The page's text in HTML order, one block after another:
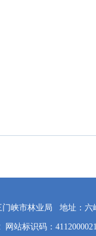
门峡市林业局 地址：六
网站标识码：4112000021